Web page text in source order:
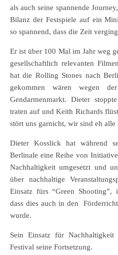
als auch seine spannende
Bilanz der Festspiele auf ein
so spannend, dass die Zeit
Er ist über 100 Mal im Jahr weg
gesellschaftlich relevanten
hat die Rolling Stones nach
gekommen wären wegen
Gendarmenmarkt. Dieter
traten auf und Keith Richards
stört uns garnicht, wir sind eh
Dieter Kosslick hat während
Berlinale eine Reihe von
Nachhaltigkeit umgesetzt und
über nachhaltige
Einsatz fürs “Green
dass dies auch in den
wurde.
Sein Einsatz für
Festival seine Fortsetzung.